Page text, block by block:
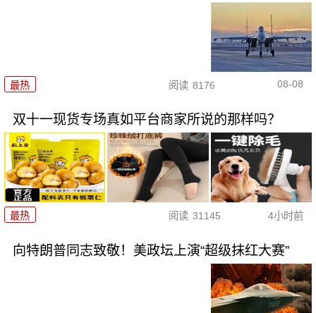
最热 阅读 8176 08-08
双十一现货专场真如平台商家所说的那样吗？
最热 阅读 31145 4小时前
向特朗普同志致敬！美政坛上演“超级抹红大赛”